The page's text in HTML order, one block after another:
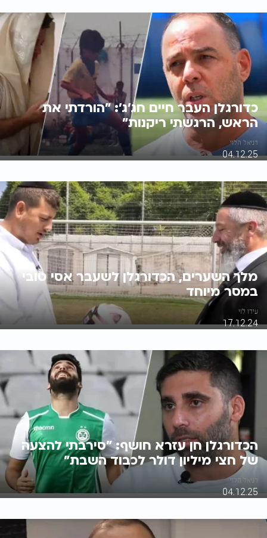
כדורגלן העבר חיים חג'ג': "הורדתי את
הראש, הרגשתי ריקנות"
דניאל הלוי
04.12.25
מלך השערים, הכדורגלן לשעבר אסי טובי
במסר מיוחד
עידו לוי
17.12.24
הכדורגלן חן עזרא חושף: "סירבתי להצעה
של חצי מיליון דולר לכבוד השבת"
דניאל הלוי
04.12.25